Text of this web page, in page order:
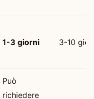
1-3 giorni 3-10
Può
richiedere